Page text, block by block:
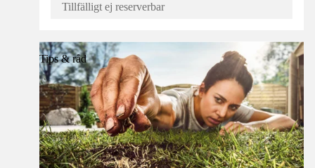
Tillfälligt ej reserverbar
Tips & råd